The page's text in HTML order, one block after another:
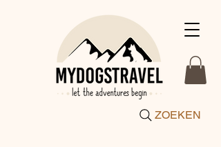
ZOEKEN